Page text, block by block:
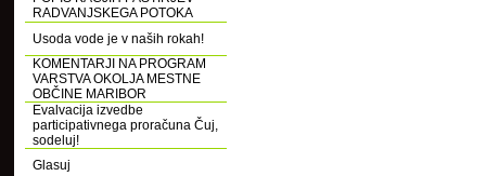
RADVANJSKEGA POTOKA
Usoda vode je v naših rokah!
KOMENTARJI NA PROGRAM
VARSTVA OKOLJA MESTNE
OBČINE MARIBOR
Evalvacija izvedbe
participativnega proračuna Čuj,
sodeluj!
Glasuj